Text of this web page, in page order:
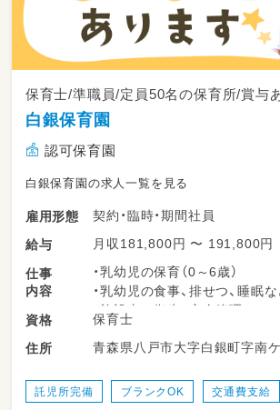
保育士/準職員/定員50名の保育所/賞与
白銀保育園
認可保育園
白銀保育園の求人一覧を見る
雇用形態
契約・臨時・期間社員
給与
月収181,800円 〜 191,800円
仕事
内容
・乳幼児の保育（0～6歳）
・乳幼児の食事、排せつ、睡眠
・施設内の衛生、安全管理
・その他、保育に必要な事項
資格
保育士
住所
青森県八戸市大字白銀町字南
託児所完備 ブランクOK 交通費支給